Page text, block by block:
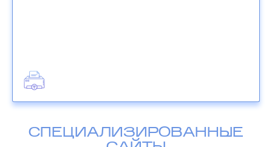
СПЕЦИАЛИЗИРОВАННЫЕ